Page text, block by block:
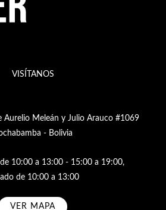
VISÍTANOS
Aurelio Meleán y Julio Arauco #1069
- Bolivia
de 10:00 a 13:00 - 15:00 a 19:00,
de 10:00 a 13:00
VER MAPA